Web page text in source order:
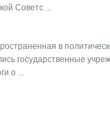
Советс ...
в
государственные
о ...